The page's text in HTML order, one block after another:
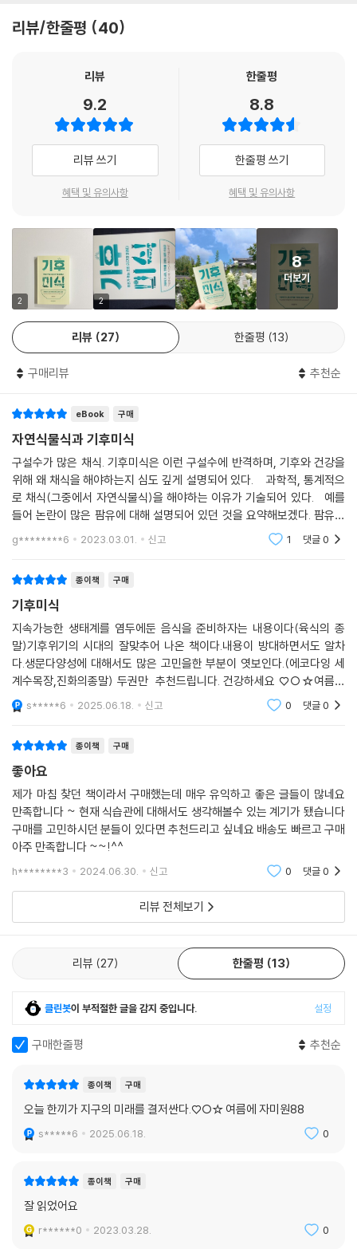
1회 이상 홍수 피해를 입게 될 것으로 예상된다.
기후위기는 농업에도 큰 영향을 미친다. 기온과 강수량이 변하니 어쩌면
당연한 일이긴 하다. 장을 보면서 기후변화를 체감하게 될 수도 있다. 가장
충격적인 변화는 귤과 바나나다. 내가 살고 있는 세종시의 지역 농산물 매
장에 황금향, 레드향, 한라봉, 천혜향이 진열되어 있는 것을 보고 깜짝 놀
랐다. (…) 세종에서까지 그것도 이렇게 다양한 감귤류가 출하되는 건 무언
가 근본적인 변화가 진행되고 있다는 것을 뜻한다. 감귤류는 대표적인 아
열대 작물이라 온대기후인 우리나라에서는 제주도에서만 재배할 수 있다
역도 아닌 중부지역에서 점점 더 확산되고 있다. 이제 교과서의 내용이 바
뀌어야 할 판이다. 기존의 상식이 무너지는 것이다.
--- pp.26~27
체중을 빨리 증가시키고, 성장을 촉진하는 동물성 단백질을 질이 높다고
규정하는 건 인간을 공장식 축산의 가축과 비슷하게 바라보는 것이나 다름
없다. 대량생산 시스템 안에서 제품을 생산할 양질의 노동력을 빨리 키워
내는 것에 초점이 맞춰진 영양학적 개념이라고 볼 수 있다. 어차피 도살될
어떻게 병에 걸려 죽게 되든지 크게 신경 쓸 일이 아니라는 듯한 태도다.
--- p.122
공교롭게도 인간의 건강을 위한 식단은 기후위기 완화를 위해 모든 인류가
실천해야 할 식단이기도 하다. 동물성 단백질과 식용유, 설탕을 배제한 식
단은 최근 ‘자연식물식(WholeFood, Plant-.Based diet, WFPB die
t)’으로 불리고 있다. 건강 악화에 의해서든, 기후위기 관련 재앙에 의해서
든, 생명의 위협을 피하기 위해 우리의 식단을 자연식물식으로 근본적으로
변화를 위한 실천을 한다면, 미래는 분명 달라질 것이기 때문이다.
--- p.139
네덜란드는 2016년 식이지침 발표 이후로 기후미식을 ‘새로운 정상’, 뉴노
멀(New Normal)로 만들기 위한 정책들을 추가로 발표했다. 2018년 네
덜란드 교육부는 향후 교육부에서 주관하는 모든 행사의 만찬은 기본적으
로 채식으로 준비하고, 고기나 해산물을 요청하는 사람들에게만 고기, 해
산물 요리를 제공한다는 발표를 했다. 2019년에는 네덜란드의 수도인 암
교육을 받는 학생들은 학교에서 기본적으로 기후미식 교육을 받고 있고,
암스테르담 시민들도 기후미식이 ‘뉴노멀’인 분위기에서 생활하고 있다.
--- p.155
기후위기 시대에 중요한 것은 능동성과 상상력이다. 등 떠 밀리듯이 억지
로 동물성 식품을 포기해야 하는 상황에선 기후미식은 반감의 대상이 될
수밖에 없다. 하지만, 아직 여유가 있을 때 능동적으로 맛있는 상상력을 발
휘한다면, 식물성 식품 중심으로의 기후미식 전환은 새로운 맛을 향한 즐
거운 여정이 될 수 있을 것이다. 그리고 이 과정에서 자연스럽게 기후위기
를 조금씩 늦출 수 있다. 전 세계가 한국의 K-푸드에 주목할 때, 동시에 K-
자연식물식, K-기후미식을 소개한다면 한국은 전 지구적 기후위기 대응
에 매우 큰 역할을 하게 될 것이다.
는 사실이다. 많은 이들이 온실가스 하면 화석연료만을 떠올리지만, 우리
전체 온실가스의 17.4%가 동물성 식품 섭취를 위해 발생하고 있다. 도로,
2% 수준인 것을 생각하면, 차량을 전기차로 바꾸려는 노력 그 이상으로 식
단을 바꾸려고 노력해야 하는 것이다. 네덜란드 환경평가원(PBL)은 전 세
계가 고기를 덜 먹는 식단으로 전환할 경우 2050년까지 예상되는 기후 비
용의 최대 80%까지 줄일 수 있다고 발표했다.
중 탄소를 ‘줄이는’ 방법이 아닌, ‘흡수를 증가하는’ 방법에 집중하고 있다.
지금껏 해온 탄소배출 감소 활동은 효과를 체감하기까지 60~70년이 걸
리는 반면, 탄소 흡수 활동은 효과를 직접적으로 느낄 수 있다. 방법도 간단
하다. 육지의 숲과 바다의 식물성 플랑크톤이 이산화탄소를 더 많이 흡수
하고, 다양한 생명체들이 이를 더 많이 저장할 수 있도록, 이들을 먹지 않고
‘그대로 두는’ 것뿐이다. 우리의 식단을 최대한 식물성으로 전환해야 하는
이유다. 이 책에서는 기후위기 시대에 기후미식이 얼마나 효과적인 해결책
시피, 기후미식의 개념을 독자들에게 널리 알리고자 한다.
나의 건강과 지구의 건강은 연결되어 있다
지구·동물·나를 지키는 가장 완벽한 방법
많은 기후학자나 활동가는 동물성 식품 섭취가 온실가스 증가에 상당한 영
향을 끼친다고 언급하면서도, 농경지는 계속 증가할 수밖에 없다고 거의
단정한다. 인류에게 동물성 식품 섭취는 필수라는 전제를 하고 있기 때문
이다. 하지만 이 책을 쓴 이의철 작가는 현직 의사로서 오히려 지금 인류를
언한다. 비만, 당뇨, 고혈압, 심혈관질환, 암, 치매, 알레르기질환 등 각종
만성질환을 해결할 수 있는 가장 효과적이고 쉬운 방법이 동물성 단백질을
먹지 않는 것임을 잘 알고 있기 때문이다. 그래서 이 책은 온실가스 감소를
위해서뿐만 아니라, 인류의 건강을 위해서도 동물성 식품을 먹지 않는 것
이 최고의 선택이라고 과감하게 제안한다.
고기를 먹지 않아도 식물성 식품만으로 충분한 단백질을 섭취할 수 있다.
‘기후미식 존’에는 녹말 식품, 콩류, 채소류, 견과류, 버섯류, 해조류, 과일
아니라, 하루 먹는 양만으로도 몸에 필요한 단백질을 충분히 공급받을 수
있다. 이 책에 소개된 ‘식물성 단백질의 중요성’을 보여주는 사건 하나는 이
렇다. 제1차 세계대전 당시 독일은 ‘생산적인 활동을 위해선 고기를 많이
먹어야 한다’라며 고기 중심 정책을 펼쳤고, 덴마크는 오히려 단백질을 적
게 섭취하는 것이 최고의 건강상태를 유지하는 데 도움이 된다고 생각했
다. 그래서 돼지와 소의 수를 획기적으로 줄이고, 가축의 사료로 사용될 보
리와 곡식을 사람이 먹을 수 있도록 했다. 결과는 놀라웠다.
독일의 1인당 식량 생산량은 덴마크의 1인당 생산량보다 더 많았지만, 191
8년 전쟁이 끝날 때까지 독일은 내내 이어진 식량위기로 인해 민간인 40
917년부터 1918년까지 식량위기 상황임에도 사망률이 이전 17년간 평균
보다 34%나 감소했고, 당뇨병은 아예 사라졌다. 제1차 세계대전 시기 독
하고, 효과적으로 내려놓지 못하면 수십, 수백만 명의 사람들이 기아로 목
가 예상되는 지금, 이 사례는 현실이 될 수 있다. 책에서는 독자 개개인이
‘제철 음식 가이드’와 ‘영양소별 고함량 자연식물식’을 자세히 소개한다.
지금 한국인처럼 먹으면 ‘2.3개의 지구’가 필요하다
기후악당에서 기후미식 선도국으로
2020년 노르웨이의 비영리단체 EAT와 영국의 의학저널 《란셋(Lance
t)》은 주요 20개국, G20 국가들의 음식 소비에 따른 생태발자국을 정리
한 보고서를 발표했다. 보고서에 따르면, 한국인은 지구가 2.3개 필요한 정
도의 식단을 유지하고 있다. 즉 지금처럼 계속 먹으면, 지구는 버티지 못한
리뷰/한줄평 40
리뷰
9.2
리뷰 쓰기
혜택 및 유의사항
한줄평
8.8
한줄평 쓰기
혜택 및 유의사항
2 2
8
더보기
리뷰 27 한줄평 13
구매리뷰 추천순
eBook 구매
자연식물식과 기후미식
구설수가 많은 채식. 기후미식은 이런 구설수에 반격하며, 기후와 건강을
위해 왜 채식을 해야하는지 심도 깊게 설명되어 있다. 과학적, 통계적으
로 채식(그중에서 자연식물식)을 해야하는 이유가 기술되어 있다. 예를
들어 논란이 많은 팜유에 대해 설명되어 있던 것을 요약해보겠다. 팜유를
생산하기 위해 많은 산림을 파괴하였으나, 생산량 대비 필요한 경작지는
팜유보다 올
g********6 2023.03.01. 신고 1 댓글0
종이책 구매
기후미식
지속가능한 생태계를 염두에둔 음식을 준비하자는 내용이다(육식의 종
말)기후위기의 시대의 잘맞추어 나온 책이다.내용이 방대하면서도 알차
다.생문다양성에 대해서도 많은 고민을한 부분이 엿보인다.(에코다잉 세
계수목장,진화의종말) 두권만 추천드립니다. 건강하세요 ♡○☆여름에
자미원88
s*****6 2025.06.18. 신고 0 댓글0
종이책 구매
좋아요
제가 마침 찾던 책이라서 구매했는데 매우 유익하고 좋은 글들이 많네요
만족합니다 ~ 현재 식습관에 대해서도 생각해볼수 있는 계기가 됐습니다
구매를 고민하시던 분들이 있다면 추천드리고 싶네요 배송도 빠르고 구매
아주 만족합니다 ~~!^^
h********3 2024.06.30. 신고 0 댓글0
리뷰 전체보기
리뷰 27 한줄평 13
클린봇이 부적절한 글을 감지 중입니다. 설정
구매한줄평 추천순
종이책 구매
오늘 한끼가 지구의 미래를 결저싼다.♡○☆ 여름에 자미원88
s*****6 2025.06.18. 0
종이책 구매
잘 읽었어요
r******0 2023.03.28. 0